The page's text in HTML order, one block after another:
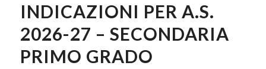
INDICAZIONI PER A.S.
2026-27 – SECONDARIA
PRIMO GRADO